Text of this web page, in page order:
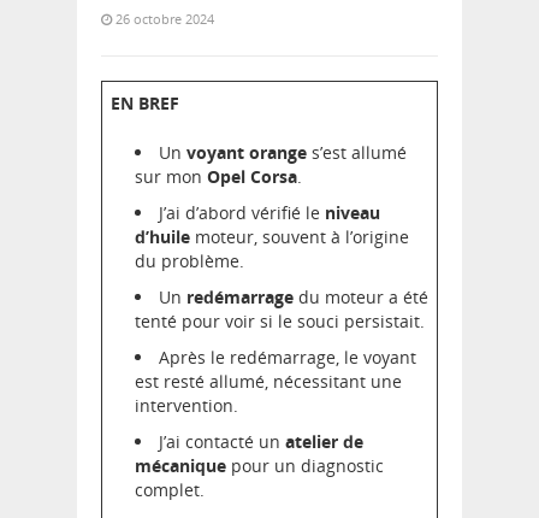
26 octobre 2024
EN BREF
Un voyant orange s’est allumé
sur mon Opel Corsa.
J’ai d’abord vérifié le niveau
d’huile moteur, souvent à l’origine
du problème.
Un redémarrage du moteur a été
tenté pour voir si le souci persistait.
Après le redémarrage, le voyant
est resté allumé, nécessitant une
intervention.
J’ai contacté un atelier de
mécanique pour un diagnostic
complet.